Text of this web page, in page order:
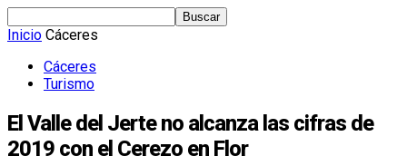
Inicio Cáceres
Cáceres
Turismo
El Valle del Jerte no alcanza las cifras de
2019 con el Cerezo en Flor